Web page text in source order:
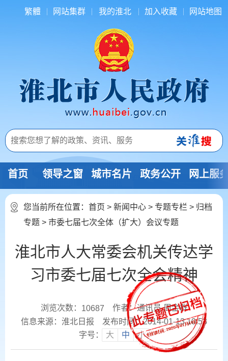
繁體 网站集群 我的淮北 加入收藏 网站地图
首页 领导之窗 城市名片 政务公开 网上服
您当前所在位置： 首页 > 新闻中心 > 专题专栏 > 归档
专题 > 市委七届七次全体（扩大）会议专题
淮北市人大常委会机关传达学
习市委七届七次全会精神
浏览次数： 10687
作者：通讯员 周金群
信息来源：淮北日报
发布时间：2014-01-13 10:53
字号：
大 中 小